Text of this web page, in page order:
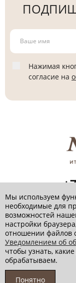
Нажимая
согласие на
Политика
Мы используем
необходимые для
возможностей
настройки
отношении файлов
Уведомлением об
чтобы узнать,
обрабатываем.
Понятно